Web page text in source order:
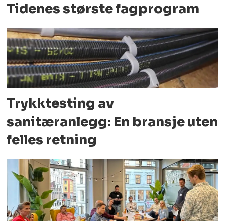
Tidenes største fagprogram
Trykktesting av
sanitæranlegg: En bransje uten
felles retning